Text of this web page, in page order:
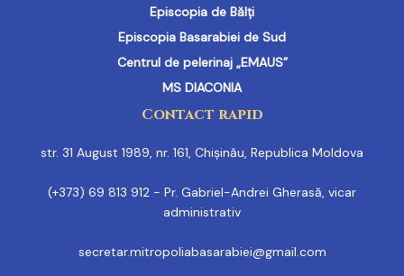
Episcopia de Bălți
Episcopia Basarabiei de Sud
Centrul de pelerinaj „EMAUS”
MS DIACONIA
Contact rapid
str. 31 August 1989, nr. 161, Chișinău, Republica Moldova
(+373) 69 813 912 - Pr. Gabriel-Andrei Gherasă, vicar
administrativ
secretar.mitropoliabasarabiei@gmail.com